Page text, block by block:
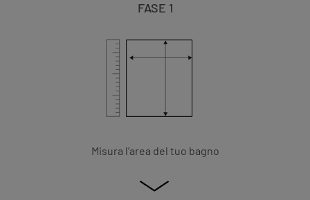
FASE 1
Misura l’area del tuo bagno